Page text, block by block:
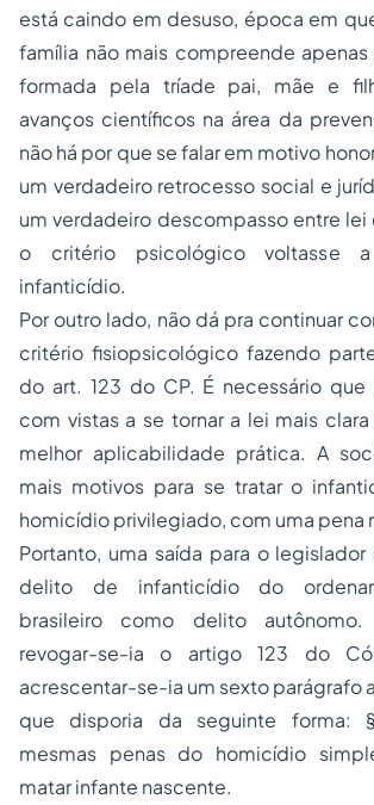
está caindo em desuso, época em
família não mais compreende
formada pela tríade pai, mãe e
avanços científicos na área da
não há por que se falar em motivo
um verdadeiro retrocesso social e
um verdadeiro descompasso entre
o critério psicológico voltasse
infanticídio.
Por outro lado, não dá pra continuar
critério fisiopsicológico fazendo
do art. 123 do CP. É necessário que
com vistas a se tornar a lei mais
melhor aplicabilidade prática. A
mais motivos para se tratar o
homicídio privilegiado, com uma pena
Portanto, uma saída para o legislador
delito de infanticídio do
brasileiro como delito autônomo.
revogar-se-ia o artigo 123 do
acrescentar-se-ia um sexto parágrafo
que disporia da seguinte forma:
mesmas penas do homicídio
matar infante nascente.